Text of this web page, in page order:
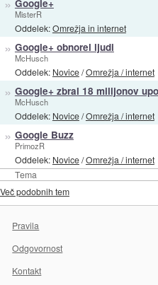
Tema
» Google+
MisterR
Oddelek:Omrežja in internet
» Google+ obnorel ljudi
McHusch
Oddelek: Novice/Omrežja / internet
» Google+ zbral 18 milijonov
McHusch
Oddelek: Novice/Omrežja / internet
» Google Buzz
PrimozR
Oddelek: Novice/Omrežja / internet
Več podobnih tem
Pravila
Odgovornost
Kontakt